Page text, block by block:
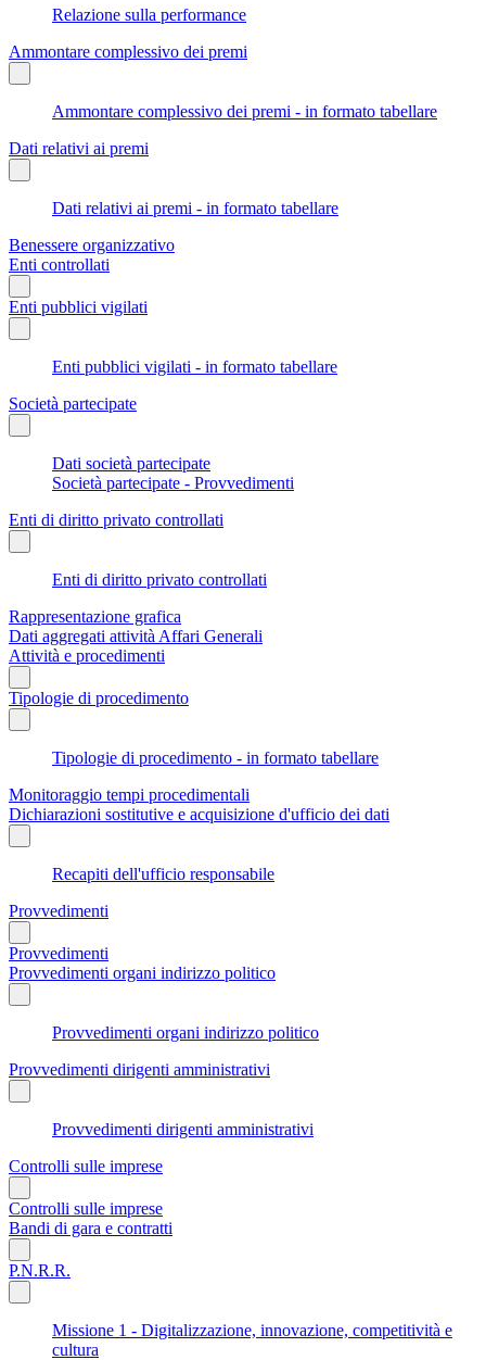
Relazione sulla performance
Ammontare complessivo dei premi
Ammontare complessivo dei premi - in formato tabellare
Dati relativi ai premi
Dati relativi ai premi - in formato tabellare
Benessere organizzativo
Enti controllati
Enti pubblici vigilati
Enti pubblici vigilati - in formato tabellare
Società partecipate
Dati società partecipate
Società partecipate - Provvedimenti
Enti di diritto privato controllati
Enti di diritto privato controllati
Rappresentazione grafica
Dati aggregati attività Affari Generali
Attività e procedimenti
Tipologie di procedimento
Tipologie di procedimento - in formato tabellare
Monitoraggio tempi procedimentali
Dichiarazioni sostitutive e acquisizione d'ufficio dei dati
Recapiti dell'ufficio responsabile
Provvedimenti
Provvedimenti
Provvedimenti organi indirizzo politico
Provvedimenti organi indirizzo politico
Provvedimenti dirigenti amministrativi
Provvedimenti dirigenti amministrativi
Controlli sulle imprese
Controlli sulle imprese
Bandi di gara e contratti
P.N.R.R.
Missione 1 - Digitalizzazione, innovazione, competitività e
cultura